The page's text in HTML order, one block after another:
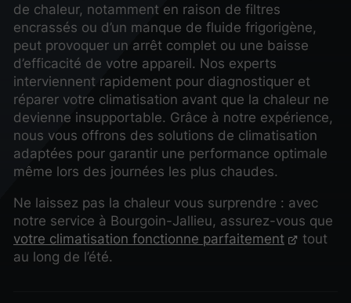
de chaleur, notamment en raison de filtres
encrassés ou d’un manque de fluide frigorigène,
peut provoquer un arrêt complet ou une baisse
d’efficacité de votre appareil. Nos experts
interviennent rapidement pour diagnostiquer et
réparer votre climatisation avant que la chaleur ne
devienne insupportable. Grâce à notre expérience,
nous vous offrons des solutions de climatisation
adaptées pour garantir une performance optimale
même lors des journées les plus chaudes.
Ne laissez pas la chaleur vous surprendre : avec
notre service à Bourgoin-Jallieu, assurez-vous que
votre climatisation fonctionne parfaitement
tout
au long de l’été.